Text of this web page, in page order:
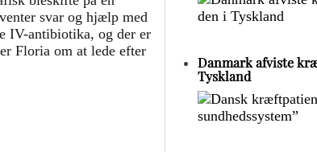
svar og hjælp med
IV-antibiotika, og der er
Floria om at lede efter
Danmark afviste
Tyskland